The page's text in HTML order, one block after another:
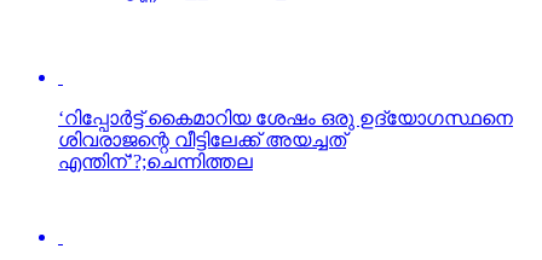
ശിവരാജന്റെ വീട്ടിലേക്ക് അയച്ചത്
എന്തിന്’?;ചെന്നിത്തല
ഉദ്ദ്യോഗസ്ഥര്‍ക്ക് സ്ഥലം മാറ്റം